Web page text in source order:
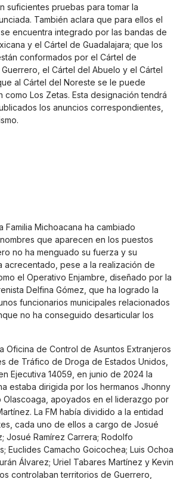
suficientes pruebas para tomar la
También aclara que para ellos el
encuentra integrado por las bandas de
y el Cártel de Guadalajara; que los
conformados por el Cártel de
el Cártel del Abuelo y el Cártel
al Cártel del Noreste se le puede
como Los Zetas. Esta designación tendrá
los anuncios correspondientes,
Familia Michoacana ha cambiado
que aparecen en los puestos
no ha menguado su fuerza y su
acrecentado, pese a la realización de
el Operativo Enjambre, diseñado por la
Delfina Gómez, que ha logrado la
funcionarios municipales relacionados
no ha conseguido desarticular los
Oficina de Control de Asuntos Extranjeros
de Tráfico de Droga de Estados Unidos,
Ejecutiva 14059, en junio de 2024 la
estaba dirigida por los hermanos Jhonny
Olascoaga, apoyados en el liderazgo por
La FM había dividido a la entidad
cada uno de ellos a cargo de Josué
Josué Ramírez Carrera; Rodolfo
Euclides Camacho Goicochea; Luis Ochoa
Álvarez; Uriel Tabares Martínez y Kevin
controlaban territorios de Guerrero,